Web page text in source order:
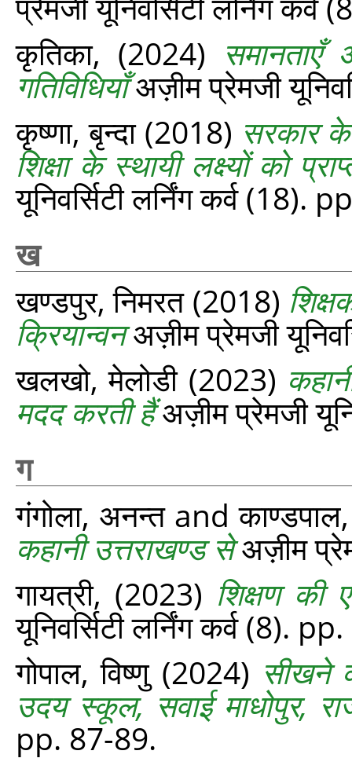
कृतिका, (2024)
गतिविधियाँअज़ीम प्रेमजी
कृष्णा, बृन्दा(2018) सरकार
शिक्षा के स्थायी लक्ष्यों को
यूनिवर्सिटी लर्निंग कर्व (18).
ख
खण्डपुर, निमरत(2018)
क्रियान्वनअज़ीम प्रेमजी
खलखो, मेलोडी(2023)
मदद करती हैंअज़ीम प्रेमजी
ग
गंगोला, अनन्तand
कहानी उत्तराखण्ड सेअज़ीम
गायत्री, (2023) शिक्षण की
यूनिवर्सिटी लर्निंग कर्व (8).
गोपाल, विष्णु(2024) सीखने
उदय स्कूल, सवाई माधोपुर,
pp. 87-89.